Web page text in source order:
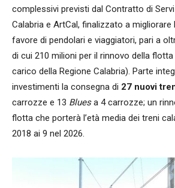
complessivi previsti dal Contratto di
Calabria e ArtCal, finalizzato a migliorare
favore di pendolari e viaggiatori, pari a
di cui 210 milioni per il rinnovo della
carico della Regione Calabria). Parte
investimenti la consegna di 27 nuovi
carrozze e 13 Bluesa 4 carrozze; un
flotta che porterà l’età media dei treni
2018 ai 9 nel 2026.